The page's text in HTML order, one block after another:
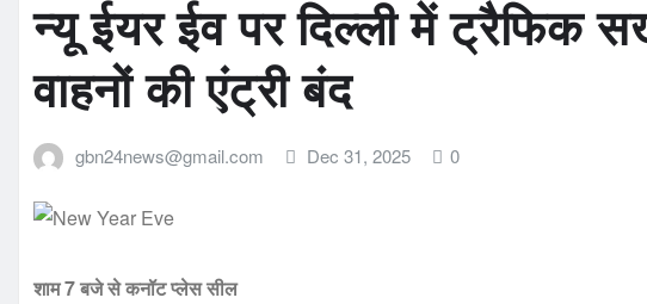
न्यू ईयर ईव पर दिल्ली में ट्रैफिक
वाहनों की एंट्री बंद
gbn24news@gmail.com Dec 31, 2025 0
शाम 7 बजे से कनॉट प्लेस सील